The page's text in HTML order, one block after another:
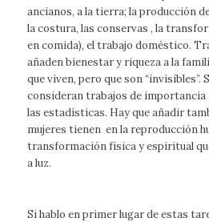
ancianos, a la tierra; la producción
la costura, las conservas , la
en comida), el trabajo doméstico.
añaden bienestar y riqueza a la
que viven, pero que son “invisibles”.
consideran trabajos de importancia
las estadísticas. Hay que añadir
mujeres tienen en la reproducción
transformación física y espiritual
a luz.
Si hablo en primer lugar de estas